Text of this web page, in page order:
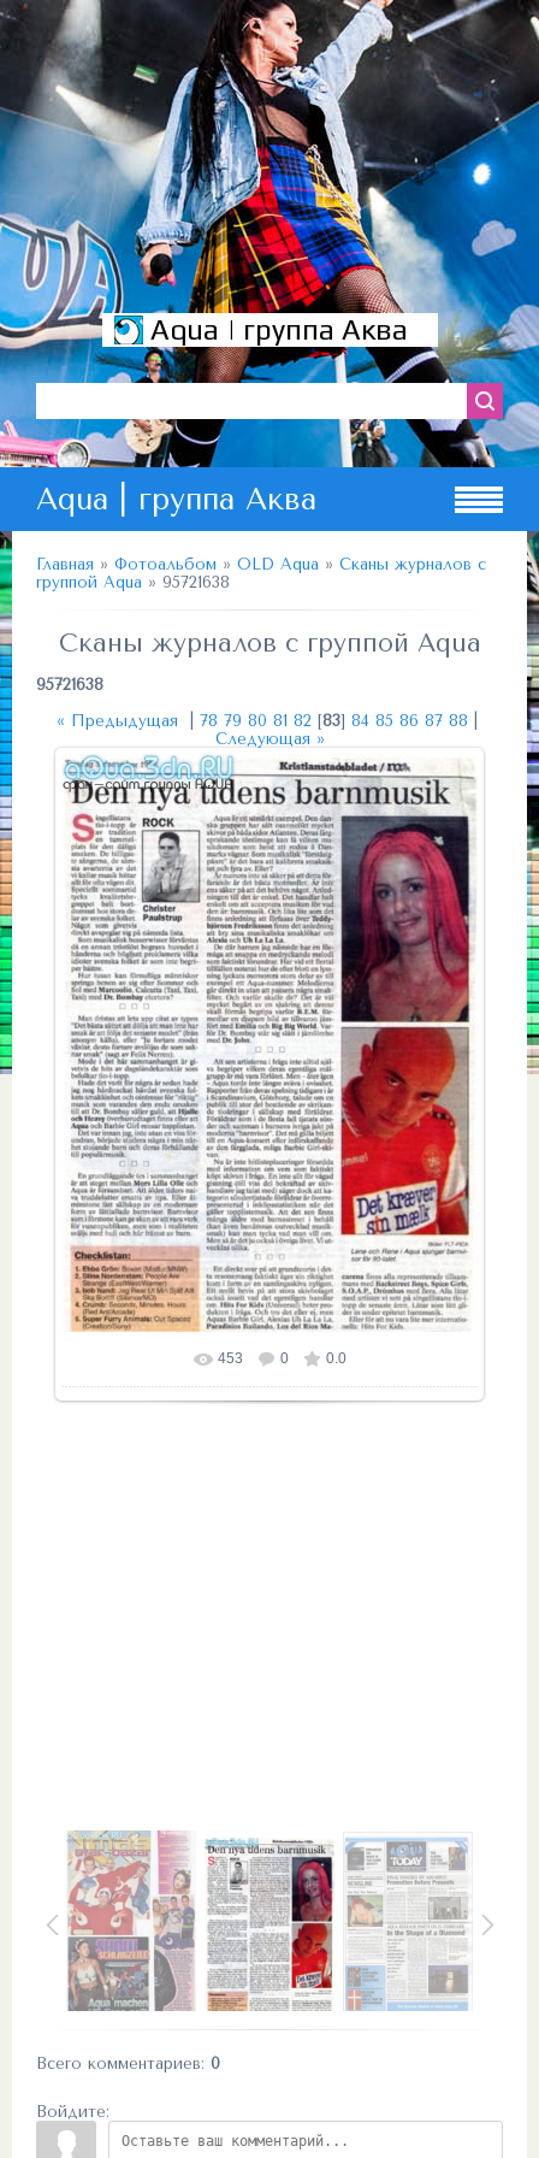
Aqua | группа Аква
Aqua | группа Аква
Главная » Фотоальбом » OLD Aqua » Сканы журналов с
группой Aqua » 95721638
Сканы журналов с группой Aqua
95721638
« Предыдущая
78 79 80 81 82[83] 84 85 86 87 88
Следующая »
453 0 0.0
Всего комментариев: 0
Войдите: